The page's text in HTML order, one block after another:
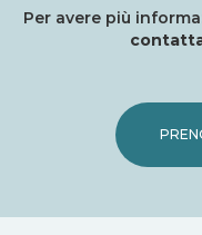
Per avere più